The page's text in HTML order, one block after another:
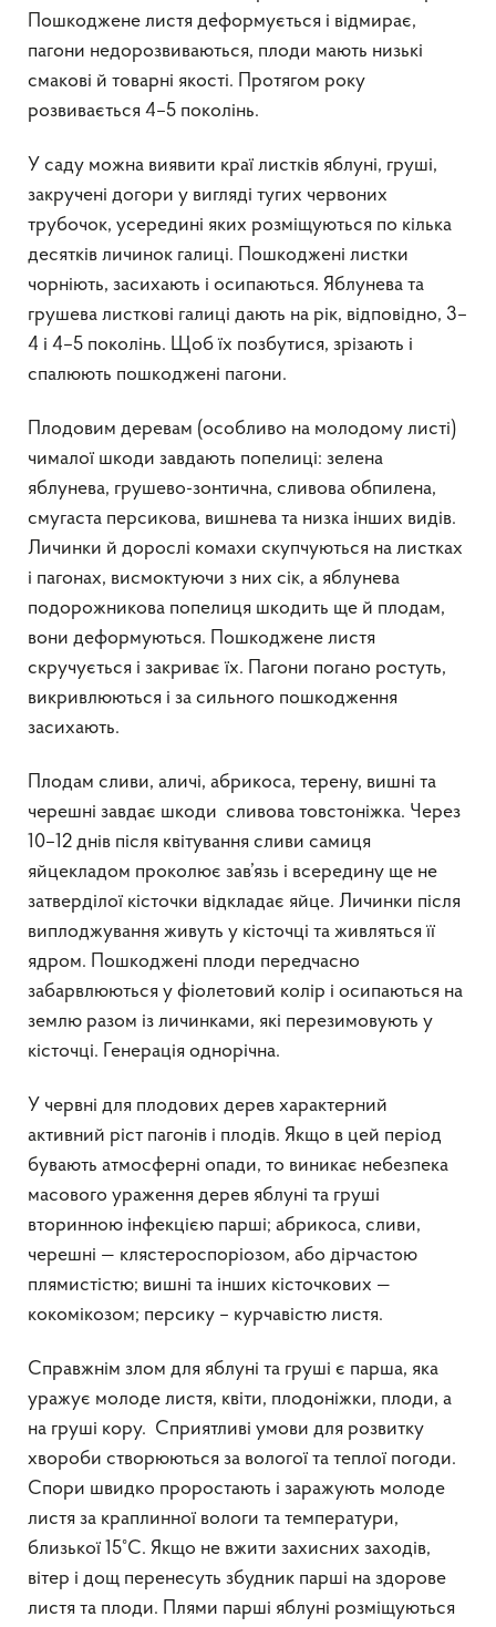
Пошкоджене листя деформується і відмирає,
пагони недорозвиваються, плоди мають низькі
смакові й товарні якості. Протягом року
розвивається 4–5 поколінь.
У саду можна виявити краї листків яблуні, груші,
закручені догори у вигляді тугих червоних
трубочок, усередині яких розміщуються по кілька
десятків личинок галиці. Пошкоджені листки
чорніють, засихають і осипаються. Яблунева та
грушева листкові галиці дають на рік, відповідно, 3–
4 і 4–5 поколінь. Щоб їх позбутися, зрізають і
спалюють пошкоджені пагони.
Плодовим деревам (особливо на молодому листі)
чималої шкоди завдають попелиці: зелена
яблунева, грушево-зонтична, сливова обпилена,
смугаста персикова, вишнева та низка інших видів.
Личинки й дорослі комахи скупчуються на листках
і пагонах, висмоктуючи з них сік, а яблунева
подорожникова попелиця шкодить ще й плодам,
вони деформуються. Пошкоджене листя
скручується і закриває їх. Пагони погано ростуть,
викривлюються і за сильного пошкодження
засихають.
Плодам сливи, аличі, абрикоса, терену, вишні та
черешні завдає шкоди сливова товстоніжка. Через
10–12 днів після квітування сливи самиця
яйцекладом проколює зав’язь і всередину ще не
затверділої кісточки відкладає яйце. Личинки після
виплоджування живуть у кісточці та живляться її
ядром. Пошкоджені плоди передчасно
забарвлюються у фіолетовий колір і осипаються на
землю разом із личинками, які перезимовують у
кісточці. Генерація однорічна.
У червні для плодових дерев характерний
активний ріст пагонів і плодів. Якщо в цей період
бувають атмосферні опади, то виникає небезпека
масового ураження дерев яблуні та груші
вторинною інфекцією парші; абрикоса, сливи,
черешні — клястероспоріозом, або дірчастою
плямистістю; вишні та інших кісточкових —
кокомікозом; персику – курчавістю листя.
Справжнім злом для яблуні та груші є парша, яка
уражує молоде листя, квіти, плодоніжки, плоди, а
на груші кору. Сприятливі умови для розвитку
хвороби створюються за вологої та теплої погоди.
Спори швидко проростають і заражують молоде
листя за краплинної вологи та температури,
близької 15°C. Якщо не вжити захисних заходів,
вітер і дощ перенесуть збудник парші на здорове
листя та плоди. Плями парші яблуні розміщуються